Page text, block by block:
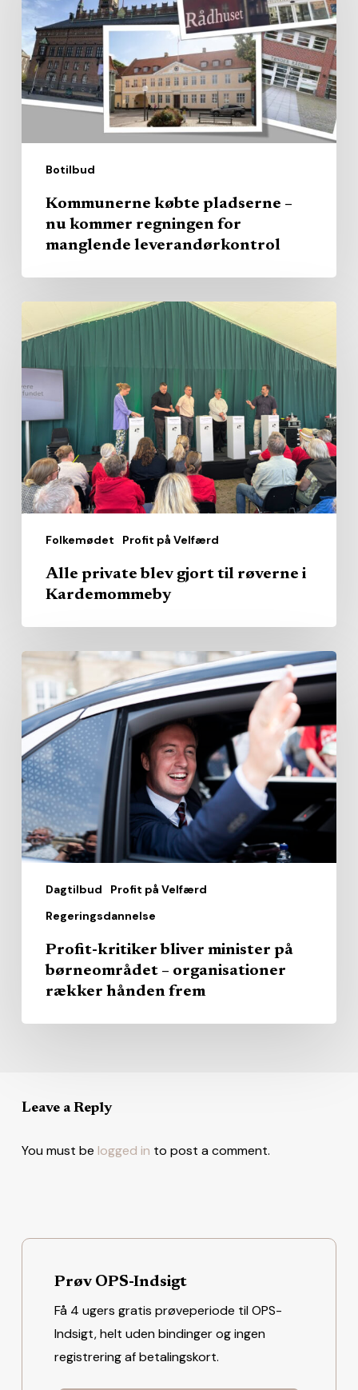
Botilbud
–
nu
kommer
regningen
for
Kommunerne købte pladserne –
nu kommer regningen for
manglende leverandørkontrol
Folkemødet Profit på Velfærd
private
blev
gjort
røverne
Kardemommeby
Alle private blev gjort til røverne i
Kardemommeby
Dagtilbud
Profit på Velfærd
Regeringsdannelse
Profit-
kritiker
bliver
minister
på
børneområdet
–
organisationer
rækker
frem
Profit-kritiker bliver minister på
børneområdet – organisationer
rækker hånden frem
Leave a Reply
You must be logged in to post a comment.
Prøv OPS-Indsigt
Få 4 ugers gratis prøveperiode til OPS-
Indsigt, helt uden bindinger og ingen
registrering af betalingskort.